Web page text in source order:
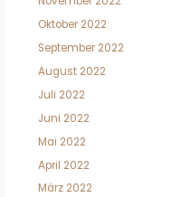
Oktober 2022
September 2022
August 2022
Juli 2022
Juni 2022
Mai 2022
April 2022
März 2022